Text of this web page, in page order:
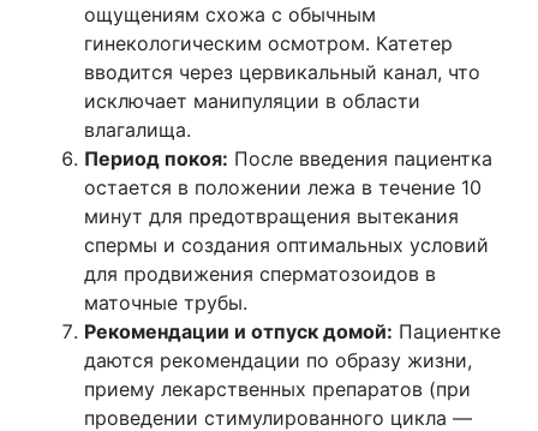
ощущениям схожа с обычным
гинекологическим осмотром. Катетер
вводится через цервикальный канал, что
исключает манипуляции в области
влагалища.
Период покоя: После введения пациентка
остается в положении лежа в течение 10
минут для предотвращения вытекания
спермы и создания оптимальных условий
для продвижения сперматозоидов в
маточные трубы.
Рекомендации и отпуск домой: Пациентке
даются рекомендации по образу жизни,
приему лекарственных препаратов (при
проведении стимулированного цикла —